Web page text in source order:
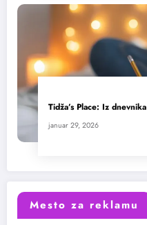
Tidža’s Place: Iz dnevnika
januar 29, 2026
Mesto za reklamu